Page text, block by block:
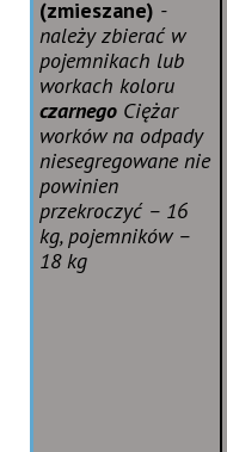
(zmieszane) -
należy zbierać w
pojemnikach lub
workach koloru
czarnego Ciężar
worków na odpady
niesegregowane nie
powinien
przekroczyć – 16
kg, pojemników –
18 kg